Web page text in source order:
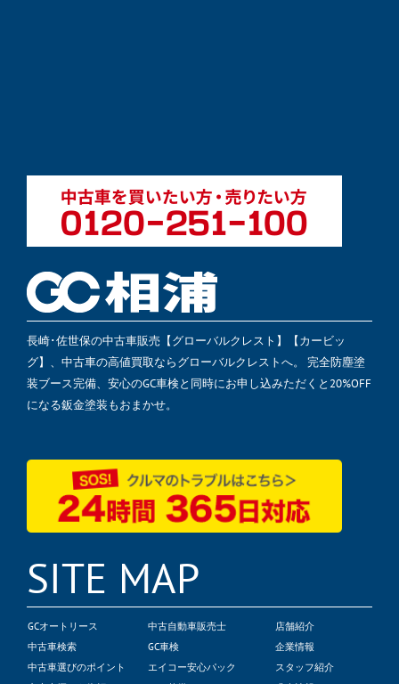
長崎･佐世保の中古車販売【グローバルクレスト】【カービッ
グ】、中古車の高値買取ならグローバルクレストへ。 完全防塵塗
装ブース完備、安心のGC車検と同時にお申し込みただくと20%OFF
になる鈑金塗装もおまかせ。
SITE MAP
GCオートリース
中古車検索
中古車選びのポイント
中古自動車販売士
GC車検
エイコー安心パック
店舗紹介
企業情報
スタッフ紹介